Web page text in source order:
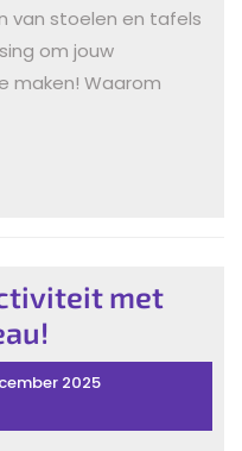
van stoelen en tafels
om jouw
maken! Waarom
met
2025